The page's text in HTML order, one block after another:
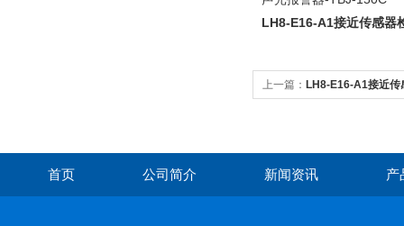
LH8-E16-A1接近传感器
上一篇： LH8-E16-A1接近传
首页 公司简介 新闻资讯 产